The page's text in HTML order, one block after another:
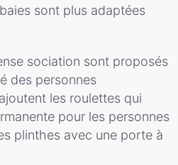
sont plus adaptées
sociation sont proposés
des personnes
les roulettes qui
pour les personnes
plinthes avec une porte à